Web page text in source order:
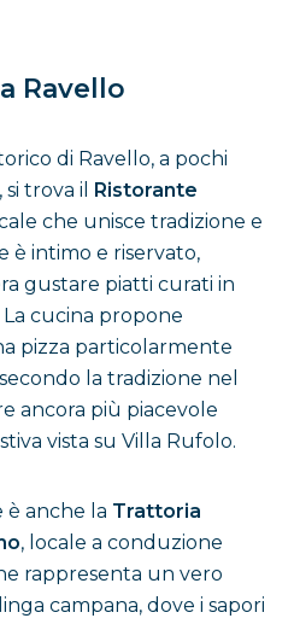
Ravello
di Ravello, a pochi
trova il Ristorante
che unisce tradizione e
è intimo e riservato,
gustare piatti curati in
La cucina propone
pizza particolarmente
la tradizione nel
ancora più piacevole
vista su Villa Rufolo.
anche la Trattoria
, locale a conduzione
rappresenta un vero
campana, dove i sapori